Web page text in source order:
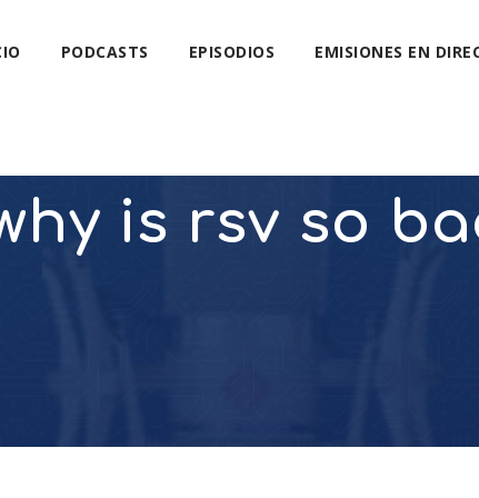
PODCASTS EPISODIOS EMISIONES EN
is rsv so